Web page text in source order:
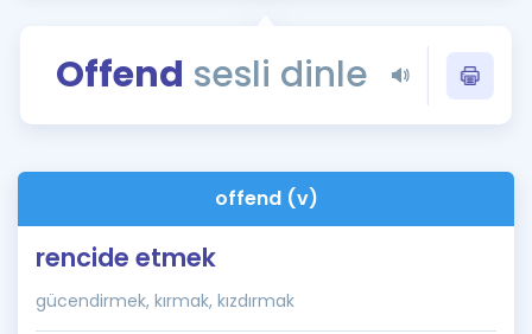
Rehberlik Aracı
ÖSYM Sınav Takvimi
Kampanyalar
Blog
Offend sesli dinle
offend (v)
rencide etmek
gücendirmek, kırmak, kızdırmak